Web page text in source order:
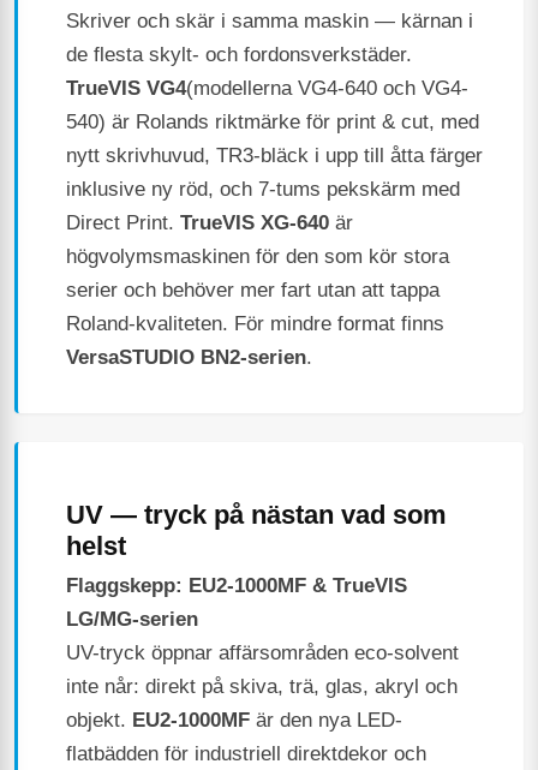
Skriver och skär i samma maskin — kärnan i
de flesta skylt- och fordonsverkstäder.
TrueVIS VG4(modellerna VG4-640 och VG4-
540) är Rolands riktmärke för print & cut, med
nytt skrivhuvud, TR3-bläck i upp till åtta färger
inklusive ny röd, och 7-tums pekskärm med
Direct Print. TrueVIS XG-640 är
högvolymsmaskinen för den som kör stora
serier och behöver mer fart utan att tappa
Roland-kvaliteten. För mindre format finns
VersaSTUDIO BN2-serien.
UV — tryck på nästan vad som
helst
Flaggskepp: EU2-1000MF & TrueVIS
LG/MG-serien
UV-tryck öppnar affärsområden eco-solvent
inte når: direkt på skiva, trä, glas, akryl och
objekt. EU2-1000MF är den nya LED-
flatbädden för industriell direktdekor och